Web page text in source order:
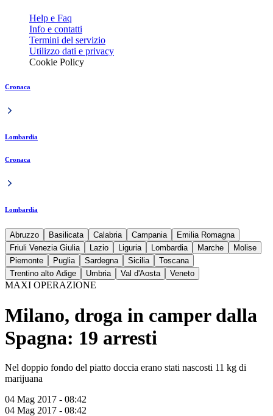
Help e Faq
Info e contatti
Termini del servizio
Utilizzo dati e privacy
Cookie Policy
Cronaca
Lombardia
Cronaca
Lombardia
Abruzzo Basilicata Calabria Campania
Emilia Romagna
Friuli Venezia Giulia
Lazio Liguria Lombardia Marche
Molise
Piemonte
Puglia Sardegna Sicilia
Toscana
Trentino alto Adige
Umbria Val d'Aosta Veneto
MAXI OPERAZIONE
Milano, droga in camper dalla
Spagna: 19 arresti
Nel doppio fondo del piatto doccia erano stati nascosti 11 kg di
marijuana
04 Mag 2017 - 08:42
04 Mag 2017 - 08:42